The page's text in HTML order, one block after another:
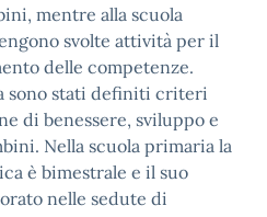
mentre alla scuola
svolte attività per il
delle competenze.
sono stati definiti criteri
di benessere, sviluppo e
Nella scuola primaria la
è bimestrale e il suo
nelle sedute di